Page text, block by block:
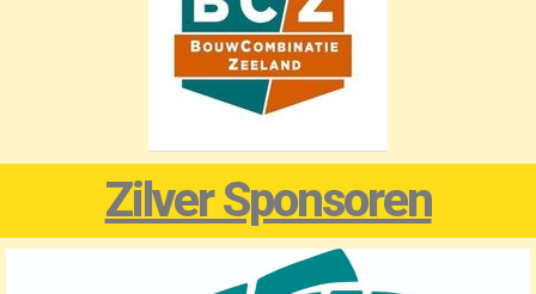
Zilver Sponsoren